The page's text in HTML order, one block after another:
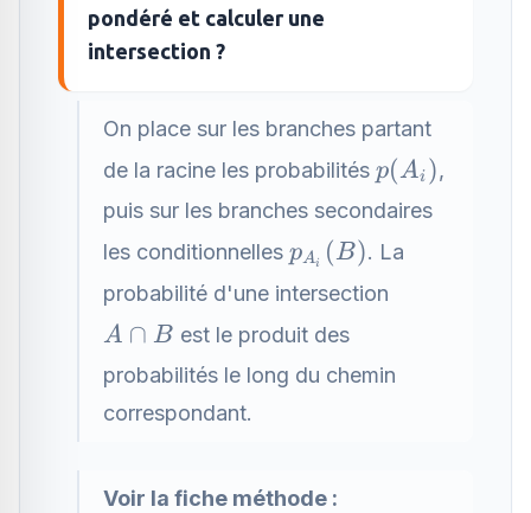
pondéré et calculer une
intersection ?
On place sur les branches partant
de la racine les probabilités p(A_i)
p(Ai ),
puis sur les branches secondaires
les conditionnelles p_{A_i}
(B)
pAi (B). La
probabilité d'une intersection
A\cap
A ∩ B est le produit des
probabilités le long du chemin
correspondant.
Voir la fiche méthode :